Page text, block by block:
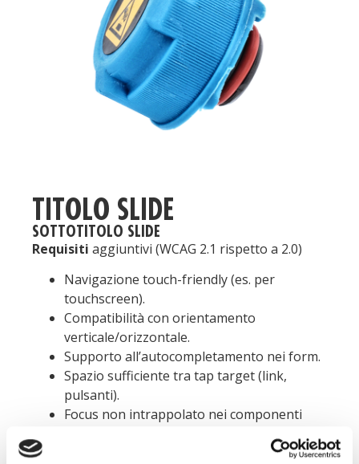
TITOLO SLIDE
SOTTOTITOLO SLIDE
Requisiti aggiuntivi (WCAG 2.1 rispetto a 2.0)
Navigazione touch-friendly (es. per
touchscreen).
Compatibilità con orientamento
verticale/orizzontale.
Supporto all’autocompletamento nei form.
Spazio sufficiente tra tap target (link,
pulsanti).
Focus non intrappolato nei componenti
Livello AA = Minimo richiesto per legge in UE dal